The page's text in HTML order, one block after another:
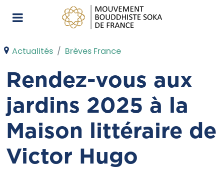
Actualités Brèves France
Rendez-vous aux
jardins 2025 à la
Maison littéraire de
Victor Hugo